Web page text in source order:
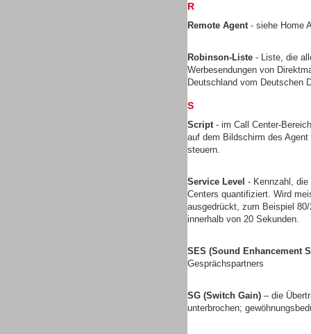
R
Remote Agent- siehe Home
Robinson-Liste - Liste, die
Werbesendungen von
Deutschland vom Deutschen
S
Script- im Call Center-
auf dem Bildschirm des
steuern.
Service Level - Kennzahl,
Centers quantifiziert. Wird
ausgedrückt, zum Beispiel
innerhalb von 20 Sekunden.
SES (Sound Enhancement
Gesprächspartners
SG (Switch Gain) – die
unterbrochen;